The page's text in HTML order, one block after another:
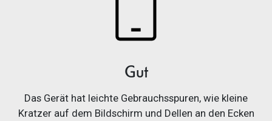
Gut
Das Gerät hat leichte Gebrauchsspuren, wie kleine
Kratzer auf dem Bildschirm und Dellen an den Ecken